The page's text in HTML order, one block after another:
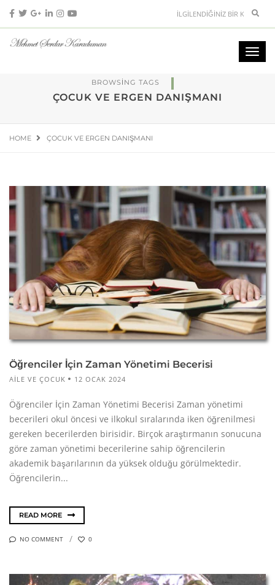
BROWSING TAGS
ÇOCUK VE ERGEN DANIŞMANI
HOME ÇOCUK VE ERGEN DANIŞMANI
Öğrenciler İçin Zaman Yönetimi Becerisi
AILE VE ÇOCUK 12 OCAK 2024
Öğrenciler İçin Zaman Yönetimi Becerisi Zaman yönetimi
becerileri okul öncesi ve ilkokul sıralarında iken öğrenilmesi
gereken becerilerden birisidir. Birçok araştırmanın sonucuna
göre zaman yönetimi becerilerine sahip öğrencilerin
akademik başarılarının da yüksek olduğu görülmektedir.
Öğrencilerin...
READ MORE
NO COMMENT 0